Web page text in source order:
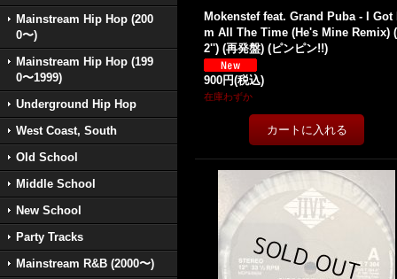
Mainstream Hip Hop (200
0〜)
Mainstream Hip Hop (199
0〜1999)
Underground Hip Hop
West Coast, South
Old School
Middle School
New School
Party Tracks
Mainstream R&B (2000〜)
Mokenstef feat. Grand Puba - I Got
m All The Time (He's Mine Remix)
2'') (再発盤) (ピンピン!!)
900円(税込)
在庫わずか